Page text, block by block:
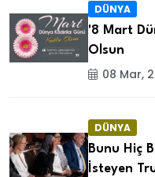
DÜNYA
'8 Mart
Olsun
08 Mar,
DÜNYA
Bunu Hiç
İsteyen